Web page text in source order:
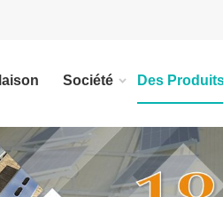
Société Des